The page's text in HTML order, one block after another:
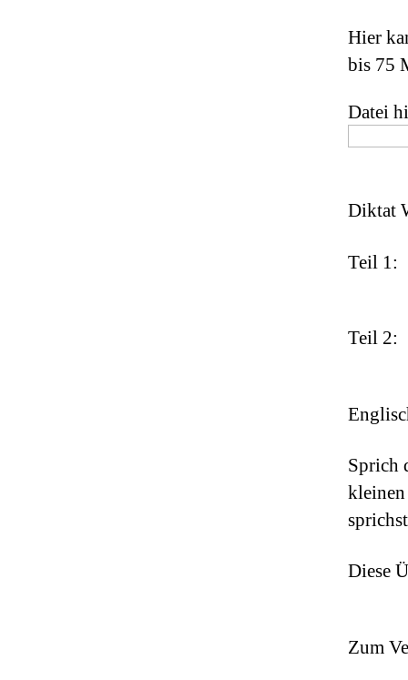
Hier
bis 75
Datei
Diktat
Teil 1:
Teil 2:
Sprich
Diese
Zum